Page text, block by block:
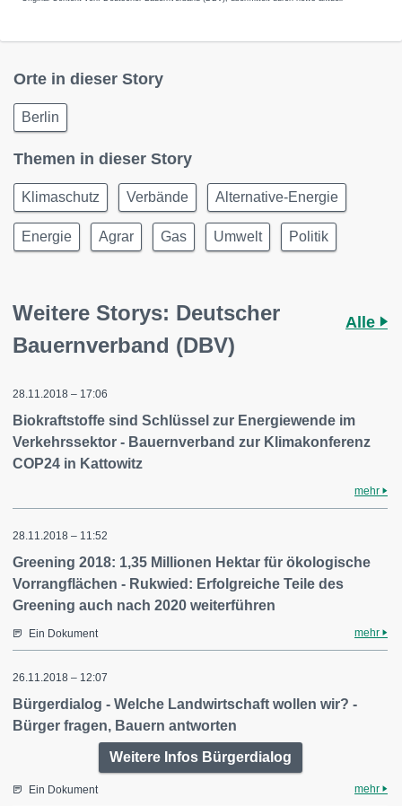
Orte in dieser Story
Berlin
Themen in dieser Story
Klimaschutz Verbände Alternative-Energie
Energie Agrar Gas Umwelt Politik
Weitere Storys: Deutscher
Bauernverband (DBV)
Alle
28.11.2018 – 17:06
Biokraftstoffe sind Schlüssel zur Energiewende im
Verkehrssektor - Bauernverband zur Klimakonferenz
COP24 in Kattowitz
mehr
28.11.2018 – 11:52
Greening 2018: 1,35 Millionen Hektar für ökologische
Vorrangflächen - Rukwied: Erfolgreiche Teile des
Greening auch nach 2020 weiterführen
Ein Dokument mehr
26.11.2018 – 12:07
Bürgerdialog - Welche Landwirtschaft wollen wir? -
Bürger fragen, Bauern antworten
Weitere Infos Bürgerdialog
Ein Dokument mehr